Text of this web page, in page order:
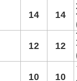
14 14
12 12
10 10